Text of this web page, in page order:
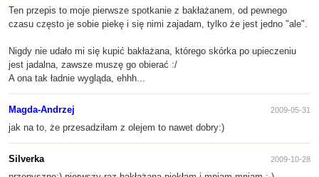
Ten przepis to moje pierwsze spotkanie z bakłażanem, od pewnego
czasu często je sobie piekę i się nimi zajadam, tylko że jest jedno "ale".
Nigdy nie udało mi się kupić bakłażana, którego skórka po upieczeniu
jest jadalna, zawsze muszę go obierać :/
A ona tak ładnie wygląda, ehhh...
Magda-Andrzej 2009-05-31
jak na to, że przesadziłam z olejem to nawet dobry:)
Silverka 2009-10-28